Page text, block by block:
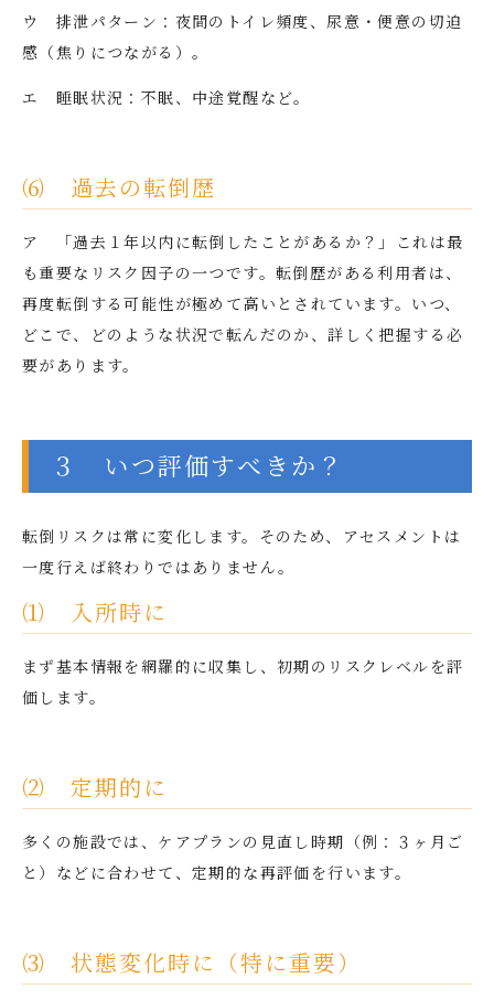
ウ 排泄パターン：夜間のトイレ頻度、尿意・便意の切迫
感（焦りにつながる）。
エ 睡眠状況：不眠、中途覚醒など。
⑹ 過去の転倒歴
ア 「過去１年以内に転倒したことがあるか？」これは最
も重要なリスク因子の一つです。転倒歴がある利用者は、
再度転倒する可能性が極めて高いとされています。いつ、
どこで、どのような状況で転んだのか、詳しく把握する必
要があります。
３ いつ評価すべきか？
転倒リスクは常に変化します。そのため、アセスメントは
一度行えば終わりではありません。
⑴ 入所時に
まず基本情報を網羅的に収集し、初期のリスクレベルを評
価します。
⑵ 定期的に
多くの施設では、ケアプランの見直し時期（例：３ヶ月ご
と）などに合わせて、定期的な再評価を行います。
⑶ 状態変化時に（特に重要）